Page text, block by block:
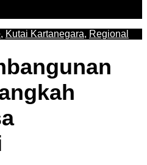
, Kutai Kartanegara, Regional